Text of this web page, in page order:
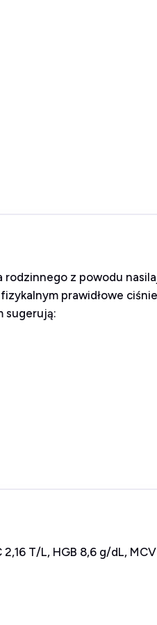
z powodu
prawidłowe
sugerują:
T/L, HGB 8,6 g/dL, MCV